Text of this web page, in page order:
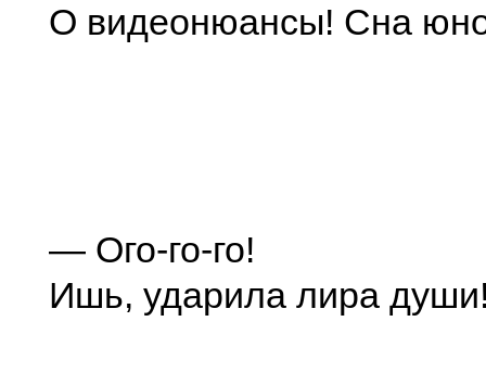
О видеонюансы! Сна
— Ого-го-го!
Ишь, ударила лира